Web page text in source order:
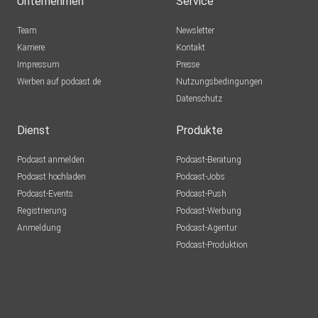
erinnern.at/zentrales-seminar-2025
KZ-Gedenkstätte Mauthausen:
mauthausen-memorial.org
Die Sendung richtet sich an Lehrkräfte, Künstler*innen,
Pädagog*innen, Historiker*innen und alle Interessierten, die
sich
für die Schnittstellen von Kunst, Geschichtsvermittlung
Team
Karriere
Impressum
Werben auf podcast.de
Newsletter
Kontakt
Presse
Nutzungsbedingungen
Datenschutz
Dienst
Podcast anmelden
Podcast hochladen
Podcast-Events
Registrierung
Anmeldung
Produkte
Podcast-Beratung
Podcast-Jobs
Podcast-Push
Podcast-Werbung
Podcast-Agentur
Podcast-Produktion